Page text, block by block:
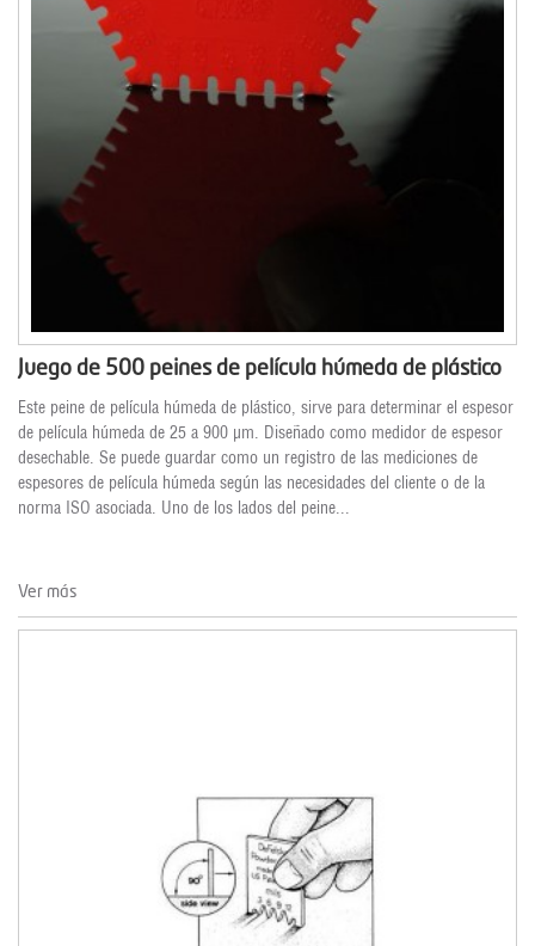
Juego de 500 peines de película húmeda de plástico
Este peine de película húmeda de plástico, sirve para determinar el espesor
de película húmeda de 25 a 900 μm. Diseñado como medidor de espesor
desechable. Se puede guardar como un registro de las mediciones de
espesores de película húmeda según las necesidades del cliente o de la
norma ISO asociada. Uno de los lados del peine...
Ver más